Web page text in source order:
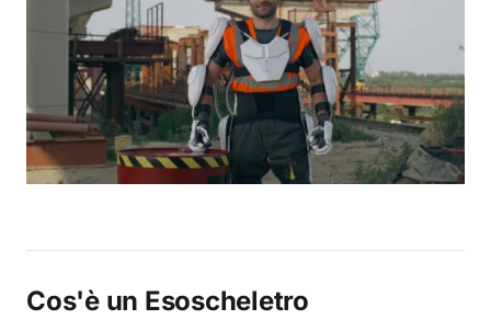
Cos'è un Esoscheletro